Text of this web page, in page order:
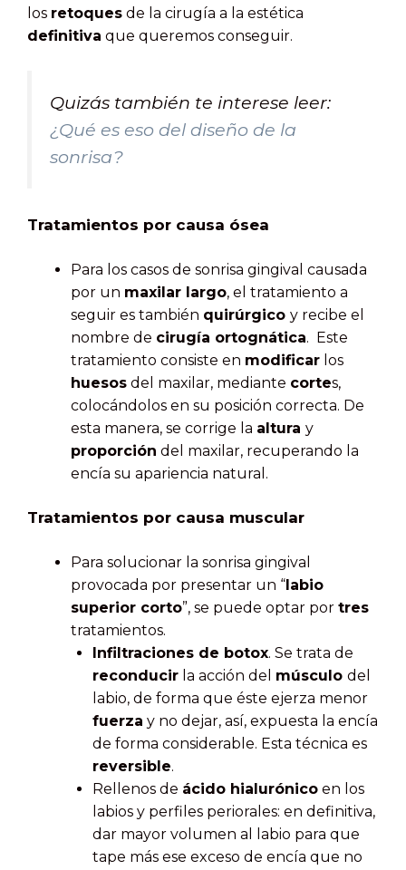
los retoques de la cirugía a la estética
definitiva que queremos conseguir.
Quizás también te interese leer:
¿Qué es eso del diseño de la
sonrisa?
Tratamientos por causa ósea
Para los casos de sonrisa gingival causada
por un maxilar largo, el tratamiento a
seguir es también quirúrgico y recibe el
nombre de cirugía ortognática. Este
tratamiento consiste en modificar los
huesos del maxilar, mediante cortes,
colocándolos en su posición correcta. De
esta manera, se corrige la altura y
proporción del maxilar, recuperando la
encía su apariencia natural.
Tratamientos por causa muscular
Para solucionar la sonrisa gingival
provocada por presentar un “ labio
superior corto”, se puede optar por tres
tratamientos.
Infiltraciones de botox. Se trata de
reconducir la acción del músculo del
labio, de forma que éste ejerza menor
fuerza y no dejar, así, expuesta la encía
de forma considerable. Esta técnica es
reversible.
Rellenos de ácido hialurónico en los
labios y perfiles periorales: en definitiva,
dar mayor volumen al labio para que
tape más ese exceso de encía que no